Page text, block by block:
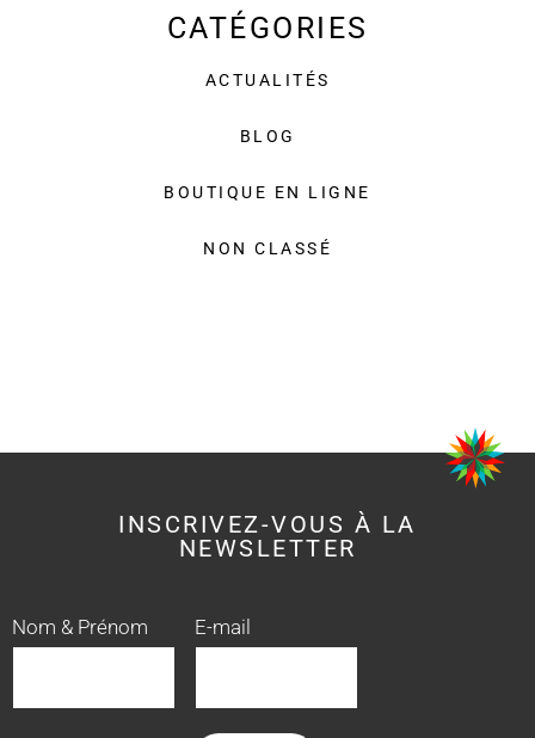
CATÉGORIES
ACTUALITÉS
BLOG
BOUTIQUE EN LIGNE
NON CLASSÉ
INSCRIVEZ-VOUS À LA
NEWSLETTER
Nom & Prénom E-mail